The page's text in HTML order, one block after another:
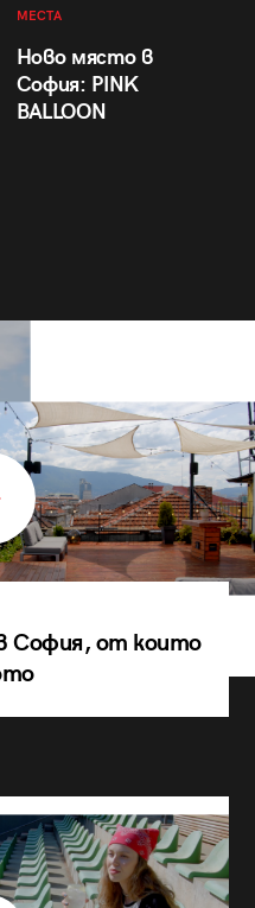
МЕСТА
Ново място в
София: PINK
BALLOON
София, от които